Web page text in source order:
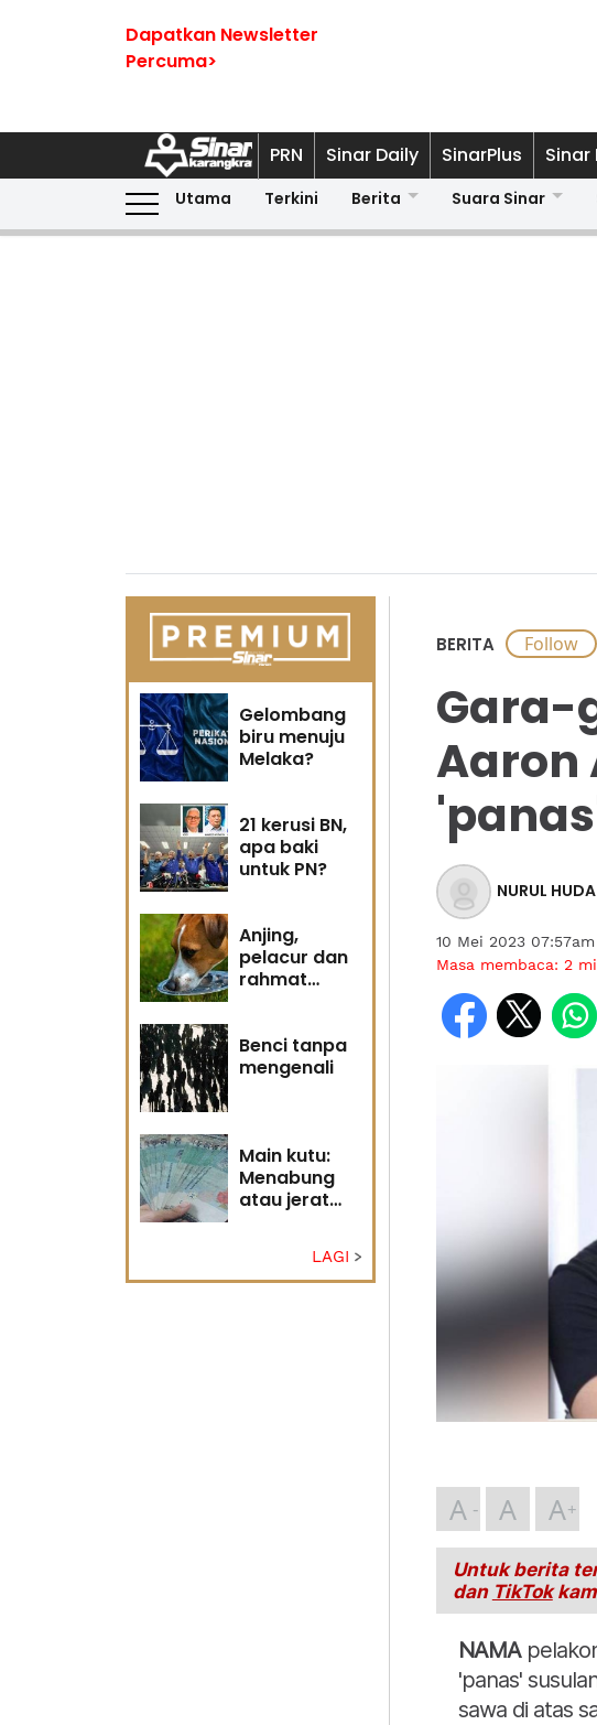
Dapatkan Newsletter
Percuma>
PRN Sinar Daily SinarPlus Sinar
Utama Terkini Berita Suara Sinar
Gelombang
biru menuju
Melaka?
21 kerusi BN,
apa baki
untuk PN?
Anjing,
pelacur dan
rahmat
Benci tanpa
mengenali
Main kutu:
Menabung
atau jerat
LAGI
BERITA
Gara-
Aaron
NURUL
10 Mei 2023 07:57am
Masa membaca: 2
A A A
Untuk berita
dan TikTok
NAMA
'panas'
sawa di atas